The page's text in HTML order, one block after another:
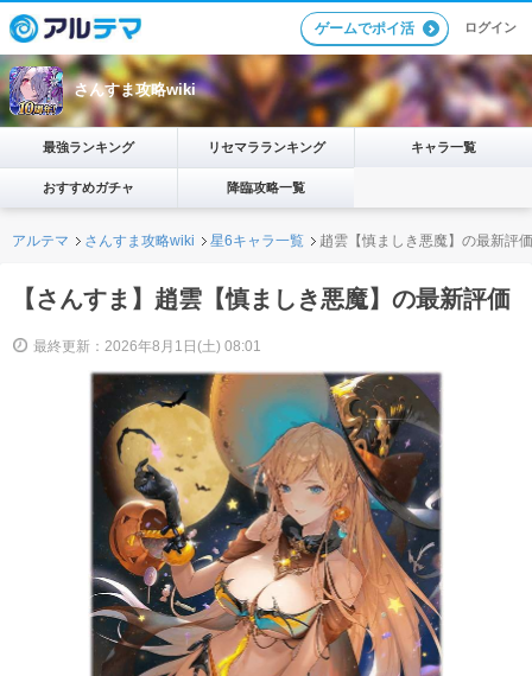
ゲームでポイ活 ログイン
さんすま攻略wiki
最強ランキング リセマラランキング キャラ一覧
おすすめガチャ 降臨攻略一覧
アルテマ さんすま攻略wiki 星6キャラ一覧 趙雲【慎ましき悪魔】の最新評価
【さんすま】趙雲【慎ましき悪魔】の最新評価
最終更新：2026年8月1日(土) 08:01